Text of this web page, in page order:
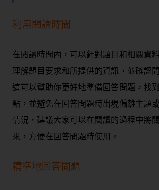
利用閱讀時間
在閱讀時間內，可以針對題目和相關資
理解題目要求和所提供的資訊，並確認
這可以幫助你更好地準備回答問題，找
點，並避免在回答問題時出現偏離主題
情況，建議大家可以在閱讀的過程中將
來，方便在回答問題時使用。
精準地回答問題